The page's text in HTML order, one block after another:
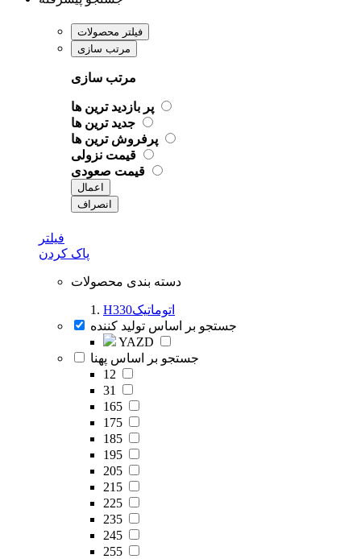
فیلتر محصولات
مرتب سازی
مرتب سازی
پر بازدید ترین ها
جدید ترین ها
پرفروش ترین ها
قیمت نزولی
قیمت صعودی
اعمال
انصراف
فیلتر
پاک کردن
دسته بندی محصولات
H330اتوماتیک
جستجو بر اساس تولید کننده
YAZD
جستجو بر اساس پهنا
12
31
165
175
185
195
205
215
225
235
245
255